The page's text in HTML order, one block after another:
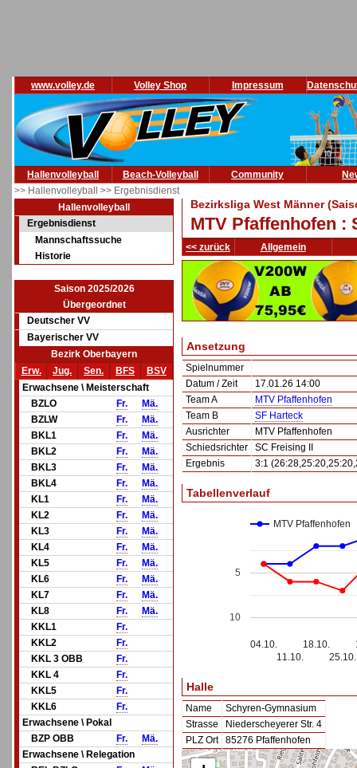
www.volley.de Volley Shop Impressum
Hallenvolleyball Beach-Volleyball Community
>> Hallenvolleyball >> Ergebnisdienst
Hallenvolleyball
Ergebnisdienst
Mannschaftssuche
Historie
Saison 2025/2026
Übergeordnet
Deutscher VV
Bayerischer VV
Bezirk Oberbayern
Erw.
Jug. Sen. BFS
BSV
Erwachsene \ Meisterschaft
BZLO
Fr.
Mä.
BZLW
Fr.
Mä.
BKL1
Fr.
Mä.
BKL2
Fr.
Mä.
BKL3
Fr.
Mä.
BKL4
Fr.
Mä.
KL1
Fr.
Mä.
KL2
Fr.
Mä.
KL3
Fr.
Mä.
KL4
Fr.
Mä.
KL5
Fr.
Mä.
KL6
Fr.
Mä.
KL7
Fr.
Mä.
KL8
Fr.
Mä.
KKL1
Fr.
KKL2
Fr.
KKL 3 OBB
Fr.
KKL 4
Fr.
KKL5
Fr.
KKL6
Fr.
Erwachsene \ Pokal
BZP OBB
Fr.
Mä.
Erwachsene \ Relegation
Bezirksliga West Männer
MTV Pfaffenhofen :
<< zurück Allgemein
Ansetzung
Spielnummer
Datum / Zeit
17.01.26 14:00
Team A
MTV Pfaffenhofen
Team B
SF Harteck
Ausrichter
MTV Pfaffenhofen
Schiedsrichter
SC Freising II
Ergebnis
3:1
Tabellenverlauf
MTV Pfaffenhofen
04.10.
11.10.
18.10.
25.10.
5
10
Halle
Name
Schyren-Gymnasium
Strasse
Niederscheyerer Str. 4
PLZ Ort
85276 Pfaffenhofen